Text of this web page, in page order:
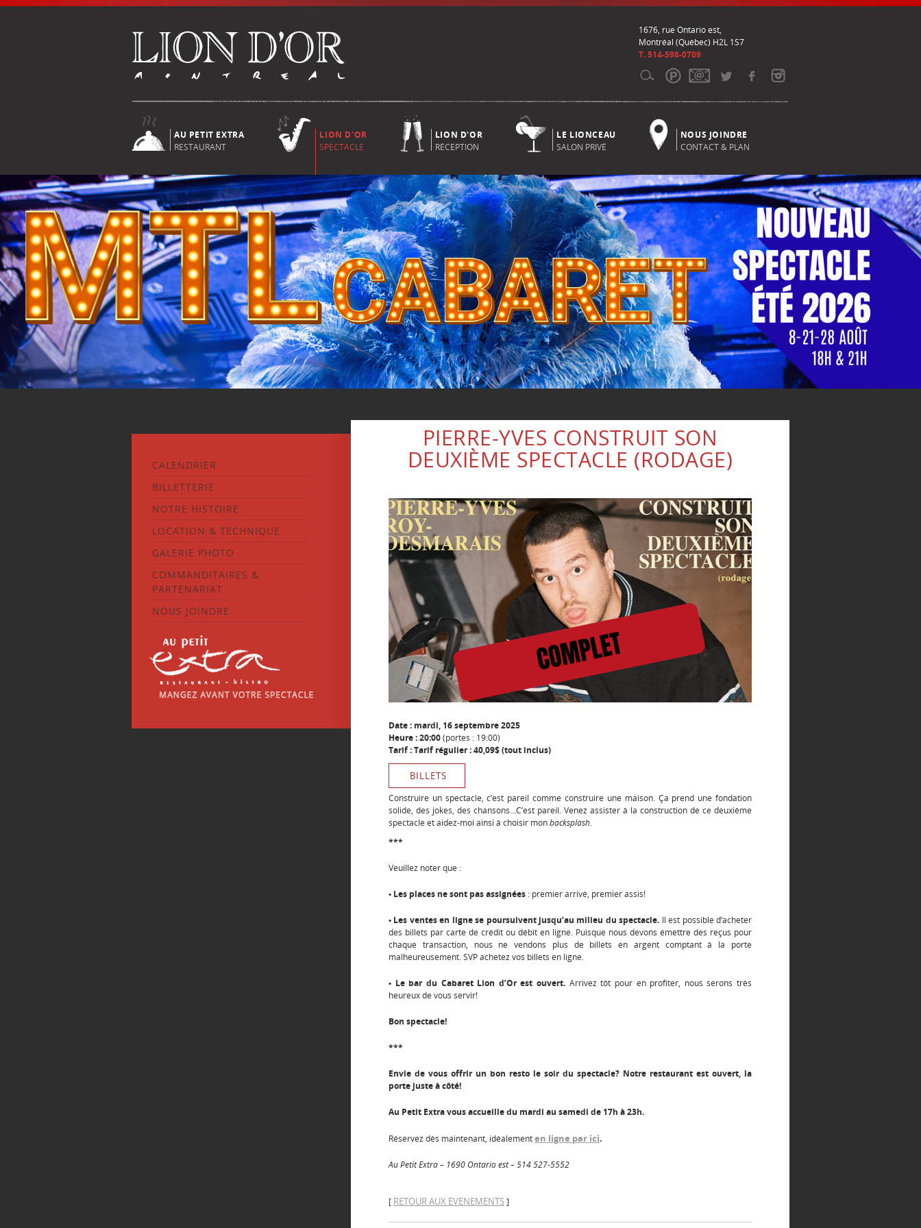
1676, rue Ontario est,
Montréal (Québec) H2L 1S7
T. 514-598-0709
AU PETIT EXTRA
RESTAURANT
LION D'OR
SPECTACLE
LION D'OR
RÉCEPTION
LE LIONCEAU
SALON PRIVÉ
NOUS JOINDRE
CONTACT & PLAN
CALENDRIER
BILLETTERIE
NOTRE HISTOIRE
LOCATION & TECHNIQUE
GALERIE PHOTO
COMMANDITAIRES &
PARTENARIAT
NOUS JOINDRE
PIERRE-YVES CONSTRUIT SON
DEUXIÈME SPECTACLE (RODAGE)
Date : mardi, 16 septembre 2025
Heure : 20:00(portes : 19:00)
Tarif : Tarif régulier : 40,09$ (tout inclus)
BILLETS
Construire un spectacle, c’est pareil comme construire une maison. Ça prend une fondation
solide, des jokes, des chansons…C’est pareil. Venez assister à la construction de ce deuxième
spectacle et aidez-moi ainsi à choisir monbacksplash.
***
Veuillez noter que :
• Les places ne sont pas assignées : premier arrivé, premier assis!
• Les ventes en ligne se poursuivent jusqu’au milieu du spectacle. Il est possible d’acheter
des billets par carte de crédit ou débit en ligne. Puisque nous devons émettre des reçus pour
chaque transaction, nous ne vendons plus de billets en argent comptant à la porte
malheureusement. SVP achetez vos billets en ligne.
• Le bar du Cabaret Lion d’Or est ouvert. Arrivez tôt pour en profiter, nous serons très
heureux de vous servir!
Bon spectacle!
***
Envie de vous offrir un bon resto le soir du spectacle? Notre restaurant est ouvert, la
porte juste à côté!
Au Petit Extra vous accueille du mardi au samedi de 17h à 23h.
Réservez dès maintenant, idéalementen ligne par ici.
Au Petit Extra – 1690 Ontario est – 514 527-5552
[ RETOUR AUX EVENEMENTS]